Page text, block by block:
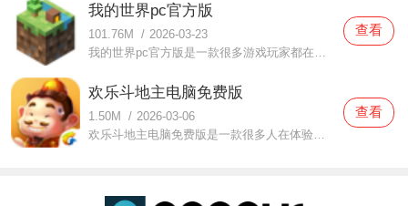
我的世界pc官方版
101.76M / 2026-03-23
查看
欢乐斗地主电脑免费版
1.50M / 2026-03-06
查看